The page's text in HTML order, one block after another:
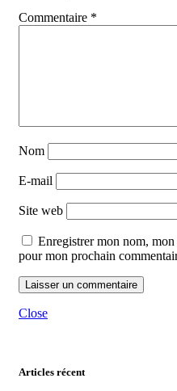
Commentaire *
Nom
E-mail
Site web
Enregistrer mon nom,
pour mon prochain
Close
Articles récent